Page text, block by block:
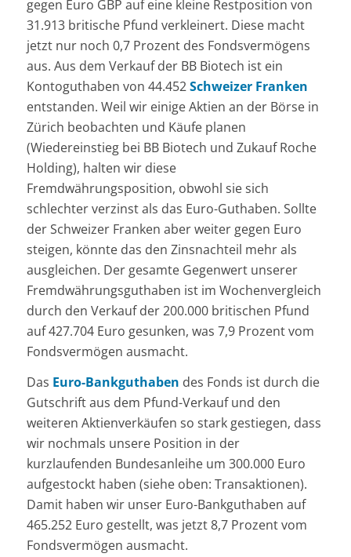
gegen Euro GBP auf eine kleine Restposition von
31.913 britische Pfund verkleinert. Diese macht
jetzt nur noch 0,7 Prozent des Fondsvermögens
aus. Aus dem Verkauf der BB Biotech ist ein
Kontoguthaben von 44.452Schweizer Franken
entstanden. Weil wir einige Aktien an der Börse in
Zürich beobachten und Käufe planen
(Wiedereinstieg bei BB Biotech und Zukauf Roche
Holding), halten wir diese
Fremdwährungsposition, obwohl sie sich
schlechter verzinst als das Euro-Guthaben. Sollte
der Schweizer Franken aber weiter gegen Euro
steigen, könnte das den Zinsnachteil mehr als
ausgleichen. Der gesamte Gegenwert unserer
Fremdwährungsguthaben ist im Wochenvergleich
durch den Verkauf der 200.000 britischen Pfund
auf 427.704 Euro gesunken, was 7,9 Prozent vom
Fondsvermögen ausmacht.
Das Euro-Bankguthaben des Fonds ist durch die
Gutschrift aus dem Pfund-Verkauf und den
weiteren Aktienverkäufen so stark gestiegen, dass
wir nochmals unsere Position in der
kurzlaufenden Bundesanleihe um 300.000 Euro
aufgestockt haben (siehe oben: Transaktionen).
Damit haben wir unser Euro-Bankguthaben auf
465.252 Euro gestellt, was jetzt 8,7 Prozent vom
Fondsvermögen ausmacht.